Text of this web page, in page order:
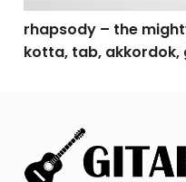
rhapsody – the
kotta, tab,